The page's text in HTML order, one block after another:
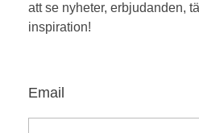
att se nyheter, erbjudanden,
inspiration!
Email